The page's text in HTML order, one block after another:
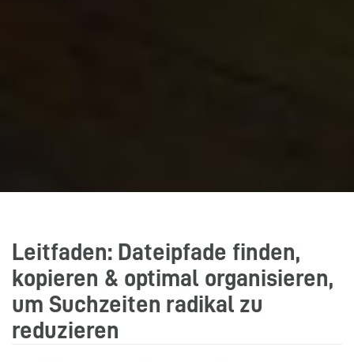
Leitfaden: Dateipfade finden,
kopieren & optimal organisieren,
um Suchzeiten radikal zu
reduzieren